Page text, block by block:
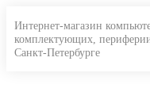
Интернет-магазин
комплектующих,
Санкт-Петербурге